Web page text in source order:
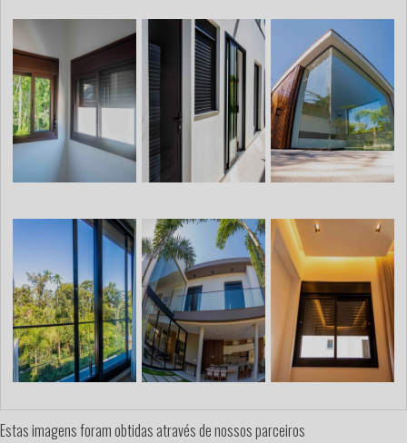
em dimensões personalizadas e únicas.Elas
trabalham dentro das normas técnicas
específicas de fabricação de acessórios em
alumínio (NBR 10821), oferecendo qualidade
e garantia em toda a linha de esquadrias.
Dessa forma, o cliente tem a certeza de um
bom investimento, tendo em mãos
materiais de excelência e com ótimo custo-
benefício.Faça sua cotação com a melhor
Estas imagens foram obtidas através de nossos parceiros